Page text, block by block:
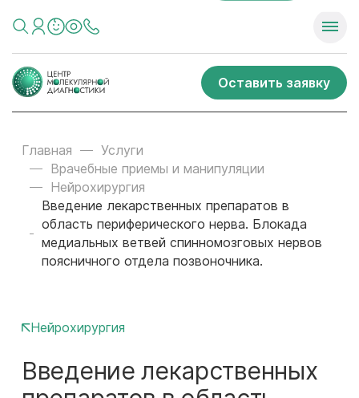
Оставить заявку
Главная
Услуги
Врачебные приемы и манипуляции
Нейрохирургия
Введение лекарственных препаратов в
область периферического нерва. Блокада
медиальных ветвей спинномозговых нервов
поясничного отдела позвоночника.
Нейрохирургия
Введение лекарственных